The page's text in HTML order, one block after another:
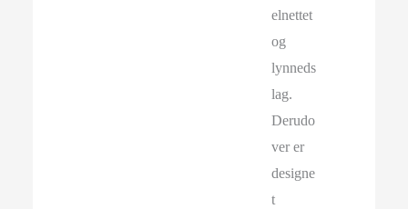
elnettet
og
lynneds
lag.
Derudo
ver er
designe
t